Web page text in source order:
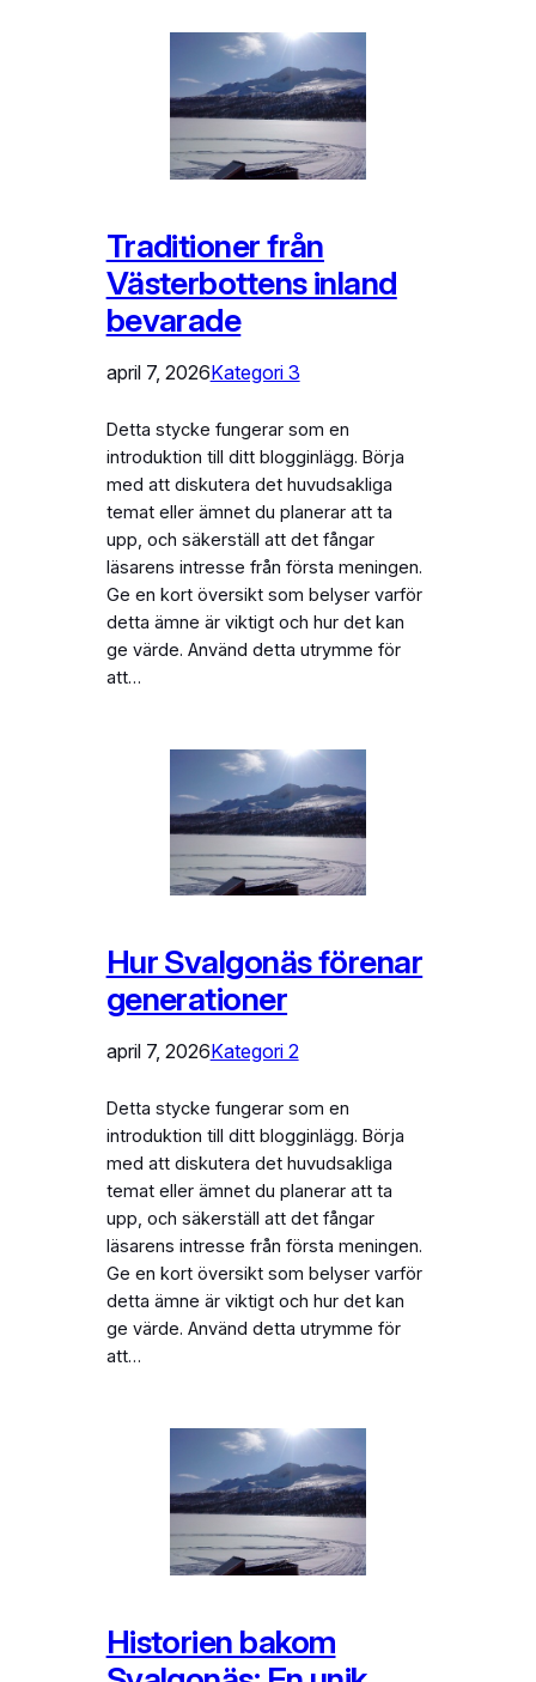
Traditioner från
Västerbottens inland
bevarade
april 7, 2026Kategori 3
Detta stycke fungerar som en
introduktion till ditt blogginlägg. Börja
med att diskutera det huvudsakliga
temat eller ämnet du planerar att ta
upp, och säkerställ att det fångar
läsarens intresse från första meningen.
Ge en kort översikt som belyser varför
detta ämne är viktigt och hur det kan
ge värde. Använd detta utrymme för
att…
Hur Svalgonäs förenar
generationer
april 7, 2026Kategori 2
Detta stycke fungerar som en
introduktion till ditt blogginlägg. Börja
med att diskutera det huvudsakliga
temat eller ämnet du planerar att ta
upp, och säkerställ att det fångar
läsarens intresse från första meningen.
Ge en kort översikt som belyser varför
detta ämne är viktigt och hur det kan
ge värde. Använd detta utrymme för
att…
Historien bakom